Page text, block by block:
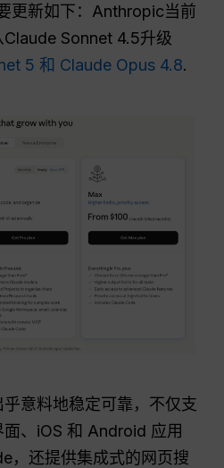
更新如下：Anthropic当前
Claude Sonnet 4.5升级
5 和 Claude Opus 4.8.
意料地稳定可靠，不仅支
、iOS 和 Android 应用
，还提供集成式的网页搜